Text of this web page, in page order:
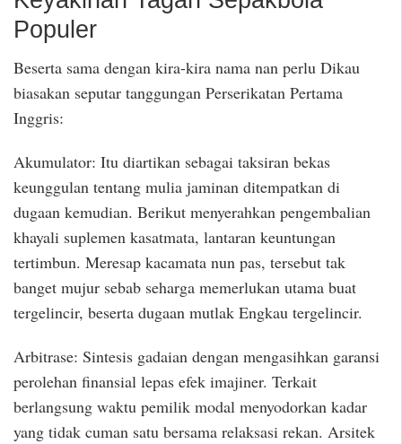
Populer
Beserta sama dengan kira-kira nama nan perlu Dikau
biasakan seputar tanggungan Perserikatan Pertama
Inggris:
Akumulator: Itu diartikan sebagai taksiran bekas
keunggulan tentang mulia jaminan ditempatkan di
dugaan kemudian. Berikut menyerahkan pengembalian
khayali suplemen kasatmata, lantaran keuntungan
tertimbun. Meresap kacamata nun pas, tersebut tak
banget mujur sebab seharga memerlukan utama buat
tergelincir, beserta dugaan mutlak Engkau tergelincir.
Arbitrase: Sintesis gadaian dengan mengasihkan garansi
perolehan finansial lepas efek imajiner. Terkait
berlangsung waktu pemilik modal menyodorkan kadar
yang tidak cuman satu bersama relaksasi rekan. Arsitek